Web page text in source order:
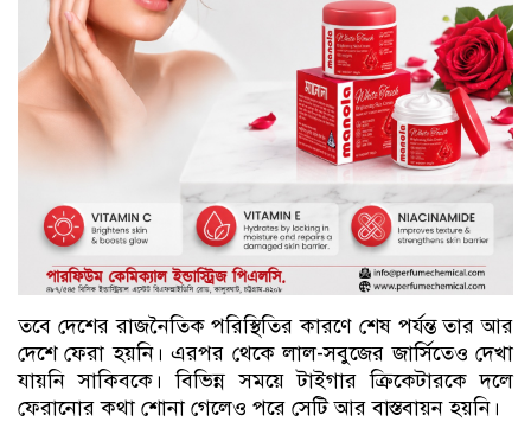
তবে দেশের রাজনৈতিক পরিস্থিতির কারণে শেষ পর্যন্ত তার আর
দেশে ফেরা হয়নি। এরপর থেকে লাল-সবুজের জার্সিতেও দেখা
যায়নি সাকিবকে। বিভিন্ন সময়ে টাইগার ক্রিকেটারকে দলে
ফেরানোর কথা শোনা গেলেও পরে সেটি আর বাস্তবায়ন হয়নি।